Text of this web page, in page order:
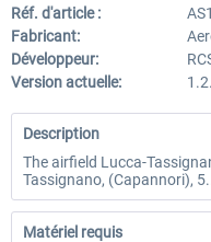
Réf. d'article :
Fabricant:
Développeur:
Version actuelle:
Description
The airfield Lucca-
Tassignano, (Capannori),
Matériel requis